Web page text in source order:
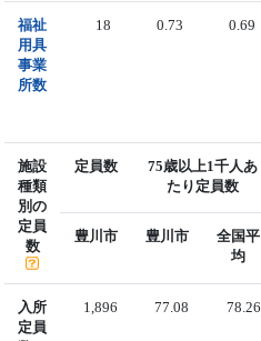
福祉
用具
事業
所数
18 0.73 0.69
施設
種類
別の
定員
数
定員数
75歳以上1千人あ
たり定員数
豊川市
豊川市
全国平
均
入所
定員
1,896 77.08 78.26